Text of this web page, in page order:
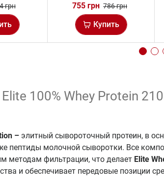
грн 755 грн 786 грн
Купить
100% Whey Protein
– элитный сывороточный протеин, в
пептиды молочной сыворотки. Все
методам фильтрации, что делает Elite
и обеспечивает передовые позиции